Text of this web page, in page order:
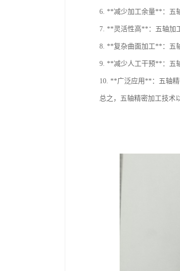
6. **减少加工余量**：五
7. **灵活性高**：五轴加
8. **复杂曲面加工**：五
9. **减少人工干预**：五
10. **广泛应用**：五轴
总之，五轴精密加工技术